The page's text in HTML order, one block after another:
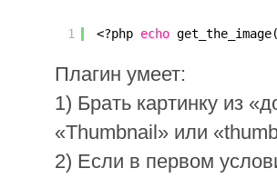
1 <?php echo get_the_image(
Плагин умеет:
1) Брать картинку из
«Thumbnail» или
2) Если в первом